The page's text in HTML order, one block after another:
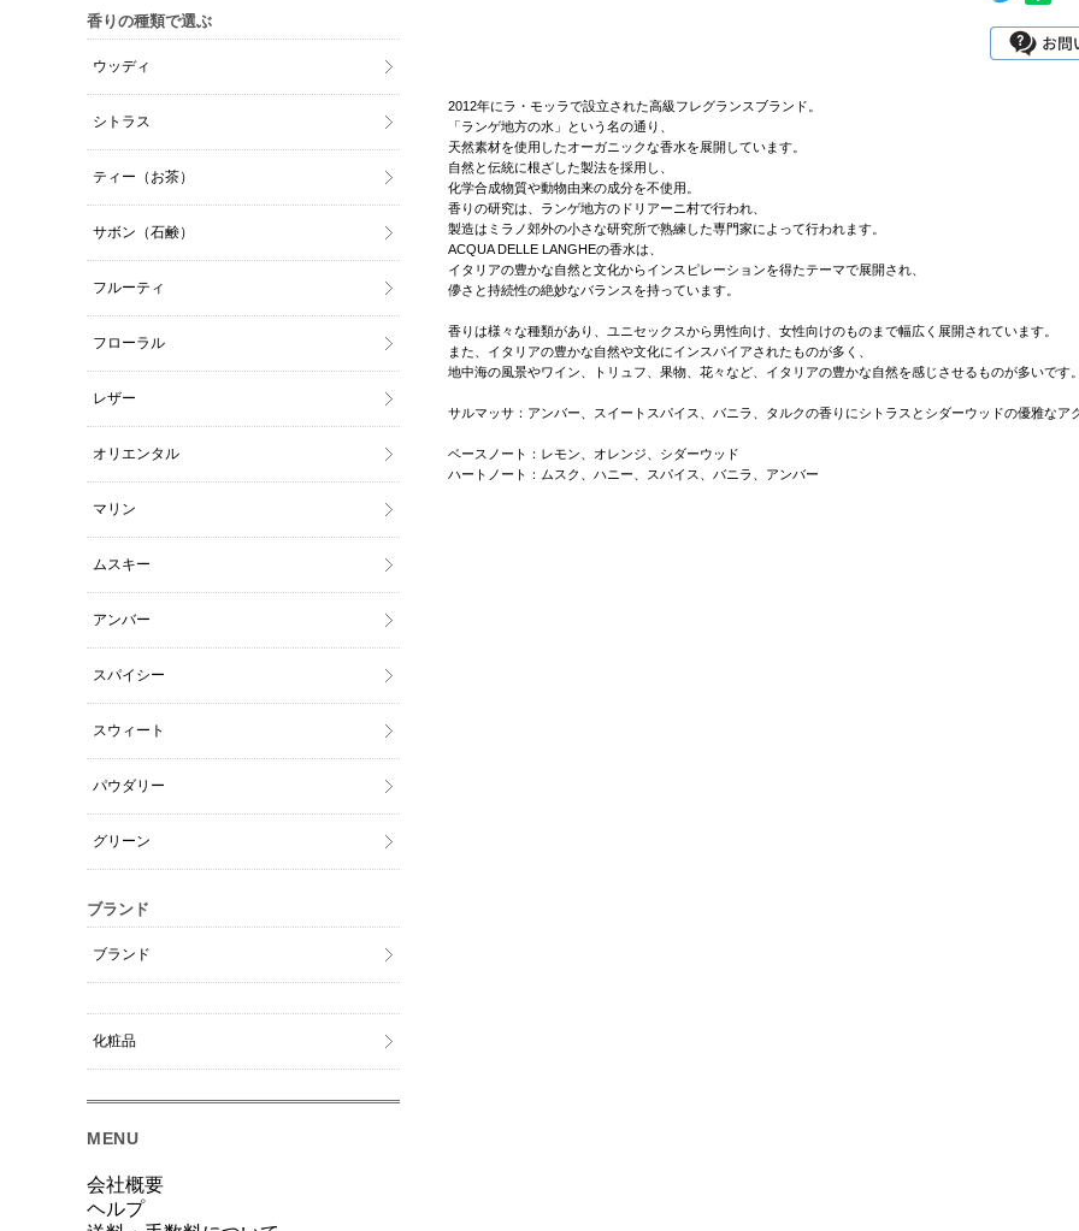
2012年にラ・モッラで設立された高級フレグランスブランド。
「ランゲ地方の水」という名の通り、
天然素材を使用したオーガニックな香水を展開しています。
自然と伝統に根ざした製法を採用し、
化学合成物質や動物由来の成分を不使用。
香りの研究は、ランゲ地方のドリアーニ村で行われ、
製造はミラノ郊外の小さな研究所で熟練した専門家によって行われます。
ACQUA DELLE LANGHEの香水は、
イタリアの豊かな自然と文化からインスピレーションを得たテーマで展開され、
儚さと持続性の絶妙なバランスを持っています。
香りは様々な種類があり、ユニセックスから男性向け、女性向けのものまで幅広く展開されています。
また、イタリアの豊かな自然や文化にインスパイアされたものが多く、
地中海の風景やワイン、トリュフ、果物、花々など、イタリアの豊かな自然を感じさせるものが多いです。
サルマッサ：アンバー、スイートスパイス、バニラ、タルクの香りにシトラスとシダーウッドの優雅なア
ベースノート：レモン、オレンジ、シダーウッド
ハートノート：ムスク、ハニー、スパイス、バニラ、アンバー
香りの種類で選ぶ
ウッディ
シトラス
ティー（お茶）
サボン（石鹸）
フルーティ
フローラル
レザー
オリエンタル
マリン
ムスキー
アンバー
スパイシー
スウィート
パウダリー
グリーン
ブランド
ブランド
化粧品
MENU
会社概要
ヘルプ